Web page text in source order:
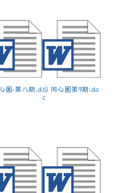
圓-第八期.d6) 同心圓第9期.do
c